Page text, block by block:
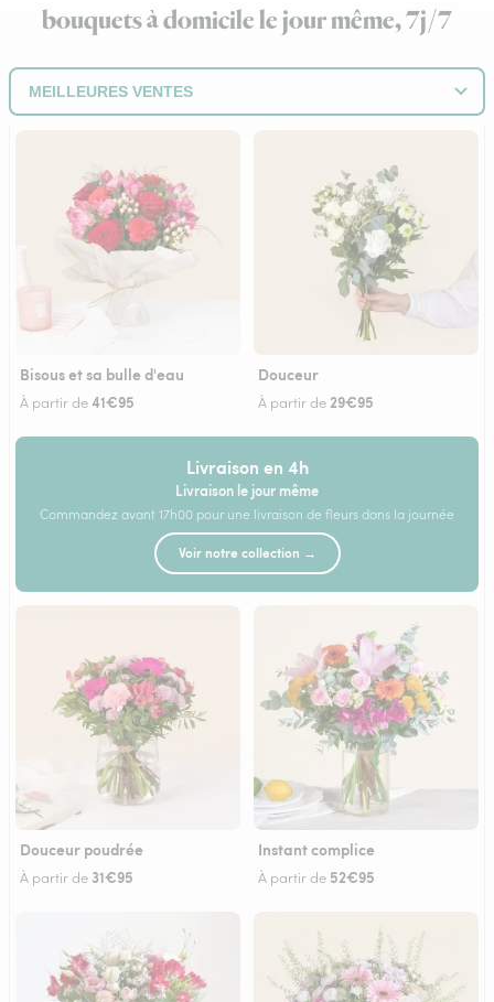
bouquets à domicile le jour même, 7j/7
Bisous et sa bulle d'eau
À partir de41€95
Douceur
À partir de29€95
Livraison en 4h
Livraison le jour même
Commandez avant 17h00 pour une livraison de fleurs dans la journée
Voir notre collection →
Douceur poudrée
À partir de 31€95
Instant complice
À partir de 52€95